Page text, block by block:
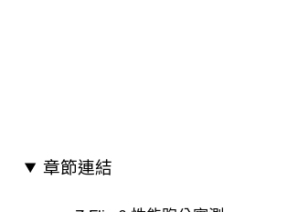
章節連結